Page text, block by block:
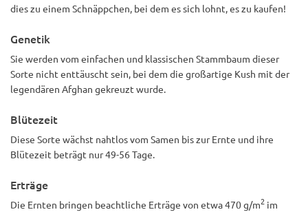
dies zu einem Schnäppchen, bei dem es sich lohnt, es zu kaufen!
Genetik
Sie werden vom einfachen und klassischen Stammbaum dieser
Sorte nicht enttäuscht sein, bei dem die großartige Kush mit der
legendären Afghan gekreuzt wurde.
Blütezeit
Diese Sorte wächst nahtlos vom Samen bis zur Ernte und ihre
Blütezeit beträgt nur 49-56 Tage.
Erträge
Die Ernten bringen beachtliche Erträge von etwa 470 g/m2 im